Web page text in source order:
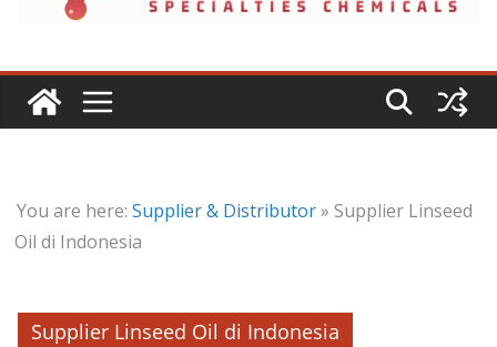
You are here: Supplier & Distributor» Supplier Linseed
Oil di Indonesia
Supplier Linseed Oil di Indonesia